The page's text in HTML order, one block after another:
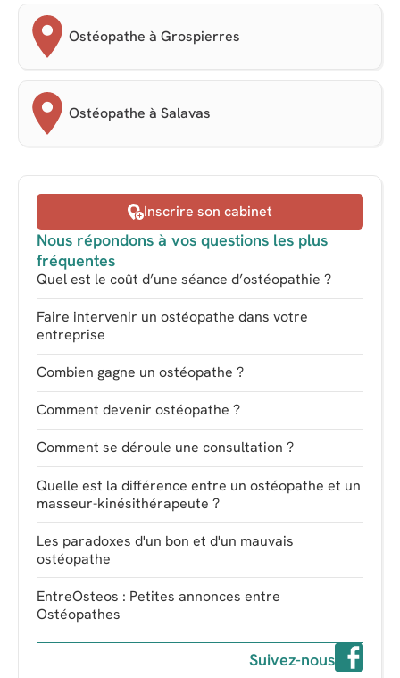
Ostéopathe à Grospierres
Ostéopathe à Salavas
Inscrire son cabinet
Nous répondons à vos questions les plus
fréquentes
Quel est le coût d’une séance d’ostéopathie ?
Faire intervenir un ostéopathe dans votre
entreprise
Combien gagne un ostéopathe ?
Comment devenir ostéopathe ?
Comment se déroule une consultation ?
Quelle est la différence entre un ostéopathe et un
masseur-kinésithérapeute ?
Les paradoxes d'un bon et d'un mauvais
ostéopathe
EntreOsteos : Petites annonces entre
Ostéopathes
Suivez-nous